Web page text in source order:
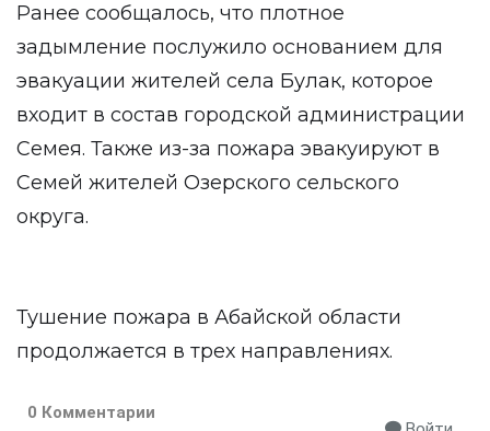
Ранее сообщалось, что плотное
задымление послужило основанием для
эвакуации жителей села Булак, которое
входит в состав городской администрации
Семея. Также из-за пожара эвакуируют в
Семей жителей Озерского сельского
округа.
Тушение пожара в Абайской области
продолжается в трех направлениях.
0 Комментарии